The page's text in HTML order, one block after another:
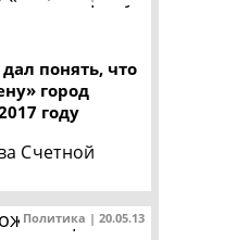
понять, что
город
году
Счетной
Политика | 20.05.13